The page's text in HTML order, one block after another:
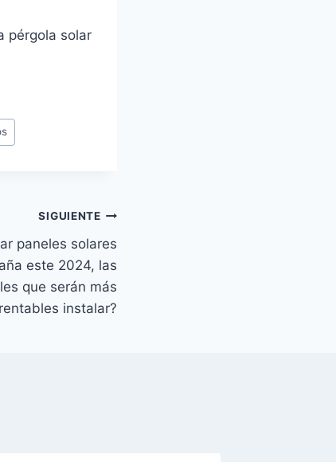
pérgola solar
SIGUIENTE
paneles solares
este 2024, las
que serán más
rentables instalar?